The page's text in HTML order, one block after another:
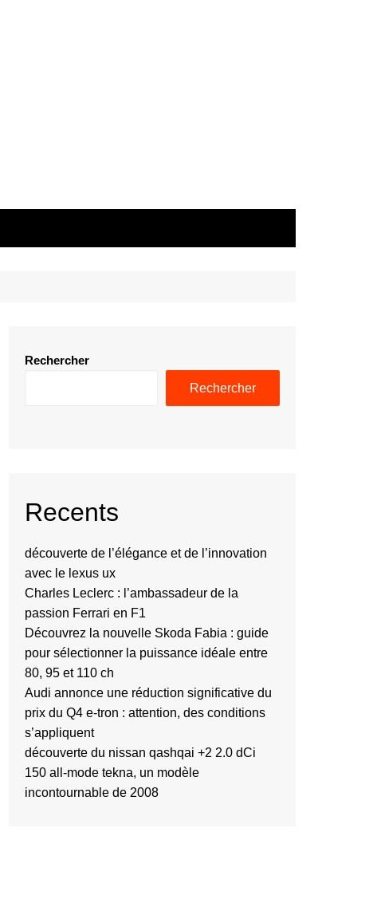
Rechercher
Rechercher
Recents
découverte de l’élégance et de l’innovation
avec le lexus ux
Charles Leclerc : l’ambassadeur de la
passion Ferrari en F1
Découvrez la nouvelle Skoda Fabia : guide
pour sélectionner la puissance idéale entre
80, 95 et 110 ch
Audi annonce une réduction significative du
prix du Q4 e-tron : attention, des conditions
s’appliquent
découverte du nissan qashqai +2 2.0 dCi
150 all-mode tekna, un modèle
incontournable de 2008